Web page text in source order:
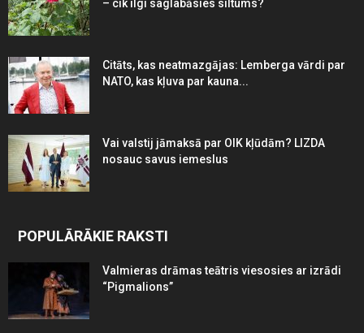
– cik ilgi saglabāsies siltums?
Citāts, kas neatmazgājas: Lemberga vārdi par
NATO, kas kļuva par kauna...
Vai valstij jāmaksā par OIK kļūdām? LIZDA
nosauc savus iemeslus
POPULĀRĀKIE RAKSTI
Valmieras drāmas teātris viesosies ar izrādi
“Pigmalions”